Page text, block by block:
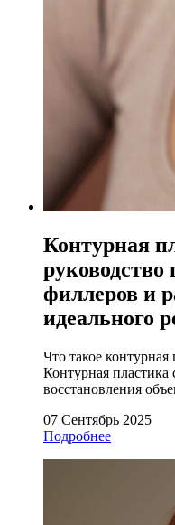
Контурная
филлеров и
идеального
Что такое контурная
Контурная
восстановления
07 Сентябрь 2025
Подробнее